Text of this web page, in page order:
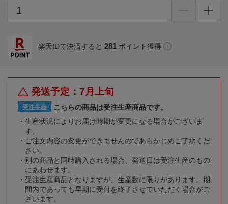
楽天IDで決済すると 281 ポイント獲得
発送予定：7月上旬
受注生産
こちらの商品は受注生産商品です。
生産状況によりお届け時期が変更になる場合がございま
す。
ご注文内容の変更ができませんのであらかじめご了承くだ
さい。
別の商品と同時購入される場合、発送日は受注生産のもの
にあわせます。
受注生産商品となりますが、生産数に限りがあります。期
間内であっても早期に受付を終了させていただく場合がご
ざいます。